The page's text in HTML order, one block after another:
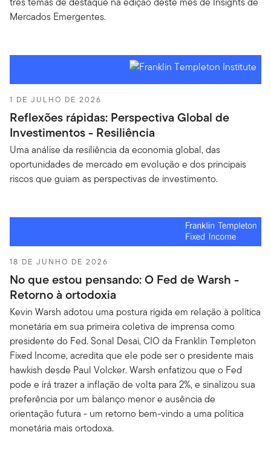
Mercados Emergentes.
1 DE JULHO DE 2026
Reflexões rápidas: Perspectiva Global de
Investimentos - Resiliência
Uma análise da resiliência da economia global, das
oportunidades de mercado em evolução e dos principais
riscos que guiam as perspectivas de investimento.
18 DE JUNHO DE 2026
No que estou pensando: O Fed de Warsh -
Retorno à ortodoxia
Kevin Warsh adotou uma postura rígida em relação à política
monetária em sua primeira coletiva de imprensa como
presidente do Fed. Sonal Desai, CIO da Franklin Templeton
Fixed Income, acredita que ele pode ser o presidente mais
hawkish desde Paul Volcker. Warsh enfatizou que o Fed
pode e irá trazer a inflação de volta para 2%, e sinalizou sua
preferência por um balanço menor e ausência de
orientação futura - um retorno bem-vindo a uma política
monetária mais ortodoxa.